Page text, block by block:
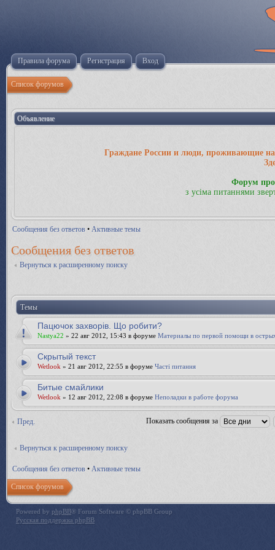
Правила форума Регистрация Вход
Список форумов
Объявление
Граждане России и люди, проживающие на
Форум
з усіма питаннями
Сообщения без ответов • Активные темы
Сообщения без ответов
Вернуться к расширенному поиску
Темы
Пацючок захворів. Що робити?
Nastya22 » 22 авг 2012, 15:43 в форуме Материалы по первой помощи в
Скрытый текст
Wetlook » 21 авг 2012, 22:55 в форуме Часті питання
Битые смайлики
Wetlook » 12 авг 2012, 22:08 в форуме Неполадки в работе форума
Пред. Показать сообщения за
Вернуться к расширенному поиску
Сообщения без ответов • Активные темы
Список форумов
Powered by phpBB® Forum Software © phpBB Group
Русская поддержка phpBB